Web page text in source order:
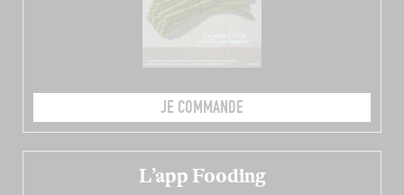
JE COMMANDE
L’app Fooding